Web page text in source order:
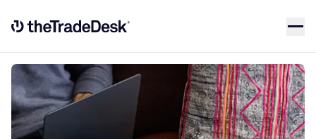
Link to The Trade Desk Home Page